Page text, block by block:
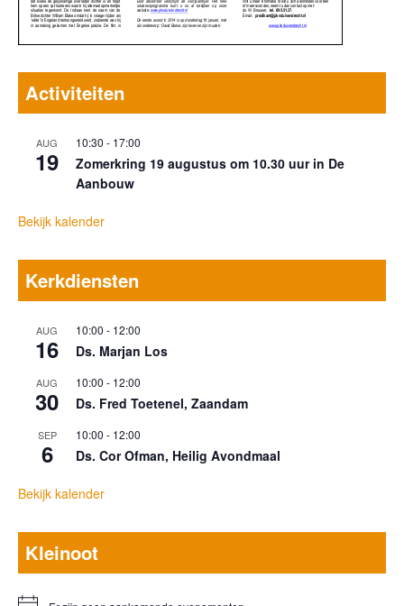
Activiteiten
AUG
19
10:30 - 17:00
Zomerkring 19 augustus om 10.30 uur in De
Aanbouw
Bekijk kalender
Kerkdiensten
AUG
16
10:00 - 12:00
Ds. Marjan Los
AUG
30
10:00 - 12:00
Ds. Fred Toetenel, Zaandam
SEP
6
10:00 - 12:00
Ds. Cor Ofman, Heilig Avondmaal
Bekijk kalender
Kleinoot